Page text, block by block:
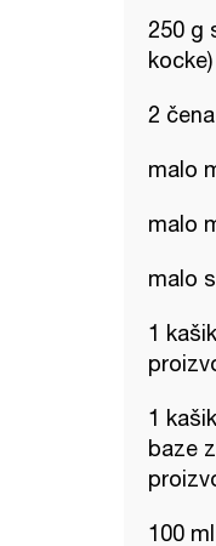
250 g
kocke)
2
malo
malo
malo
1
1
baze
100